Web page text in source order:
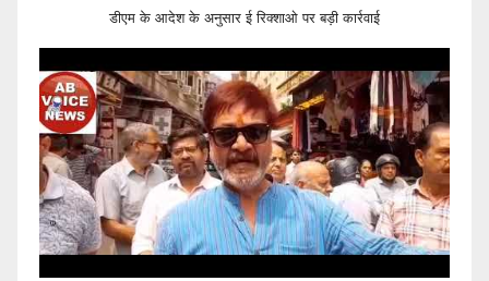
डीएम के आदेश के अनुसार ई रिक्शाओ पर बड़ी कार्रवाई